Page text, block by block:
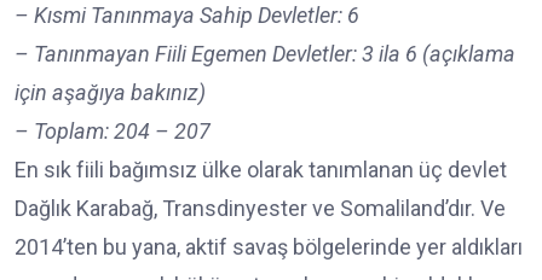
– Kısmi Tanınmaya Sahip Devletler: 6
– Tanınmayan Fiili Egemen Devletler: 3 ila 6 (açıklama
için aşağıya bakınız)
– Toplam: 204 – 207
En sık fiili bağımsız ülke olarak tanımlanan üç devlet
Dağlık Karabağ, Transdinyester ve Somaliland’dır. Ve
2014’ten bu yana, aktif savaş bölgelerinde yer aldıkları